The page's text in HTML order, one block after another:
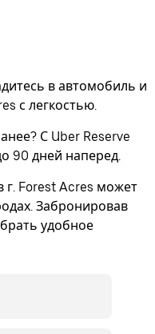
в автомобиль и
с легкостью.
С Uber Reserve
90 дней наперед.
г. Forest Acres может
Забронировав
удобное